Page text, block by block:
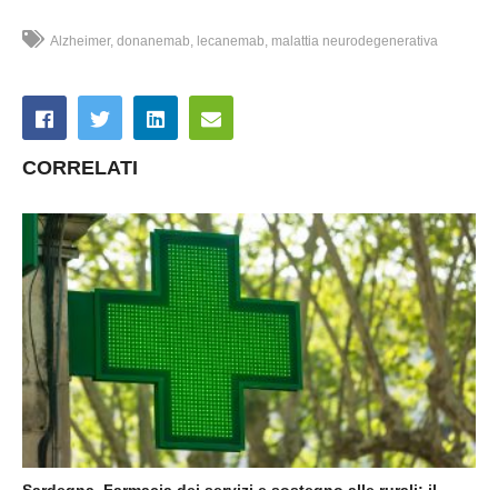
Alzheimer donanemab lecanemab malattia neurodegenerativa
CORRELATI